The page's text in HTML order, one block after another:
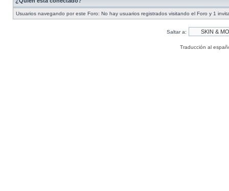
Usuarios navegando por este Foro: No hay usuarios registrados visitando el Foro y 1
Saltar a:
Traducción al